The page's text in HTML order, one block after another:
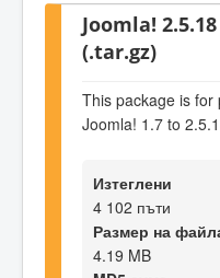
Joomla!
(.tar.gz)
This package is
Joomla! 1.7 to
Изтеглени
4 102 пъти
Размер на
4.19 MB